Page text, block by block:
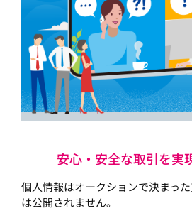
安心・安全な取引を実
個人情報はオークションで決まっ
は公開されません。